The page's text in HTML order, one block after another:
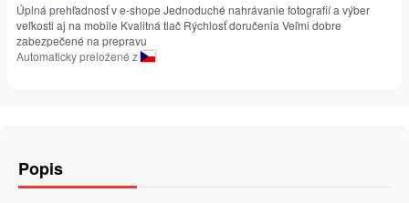
Úplná prehľadnosť v e-shope Jednoduché nahrávanie fotografií a výber
veľkosti aj na mobile Kvalitná tlač Rýchlosť doručenia Veľmi dobre
zabezpečené na prepravu
Automaticky preložené z
Popis